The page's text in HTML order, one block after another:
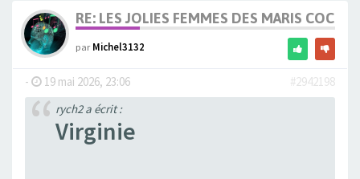
RE: LES JOLIES FEMMES DES MARIS COCUS
parMichel3132
- 19 mai 2026, 23:06
#2942198
rych2 a écrit :
Virginie